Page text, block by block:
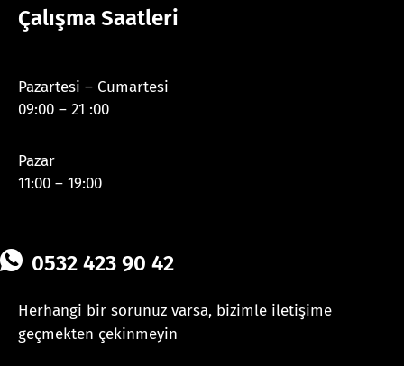
Çalışma Saatleri
Pazartesi – Cumartesi
09:00 – 21 :00
Pazar
11:00 – 19:00
0532 423 90 42
Herhangi bir sorunuz varsa, bizimle iletişime
geçmekten çekinmeyin